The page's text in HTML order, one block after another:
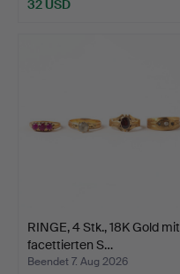
32 USD
RINGE, 4 Stk., 18K Gold mit
facettierten S…
Beendet 7. Aug 2026